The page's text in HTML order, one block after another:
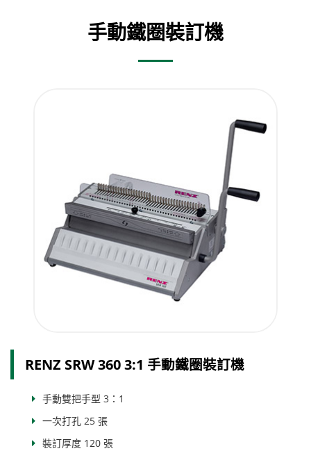
手動鐵圈裝訂機
RENZ SRW 360 3:1 手動鐵圈裝訂機
手動雙把手型 3：1
一次打孔 25 張
裝訂厚度 120 張